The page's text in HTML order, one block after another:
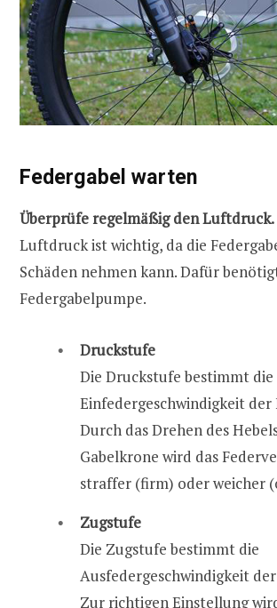
Federgabel warten
Überprüfe regelmäßig den Luftdruck.
Luftdruck ist wichtig, da die
Schäden nehmen kann. Dafür
Federgabelpumpe.
Druckstufe
Die Druckstufe bestimmt die
Einfedergeschwindigkeit der
Durch das Drehen des
Gabelkrone wird das
straffer (firm) oder weicher
Zugstufe
Die Zugstufe bestimmt die
Ausfedergeschwindigkeit
Zur richtigen Einstellung